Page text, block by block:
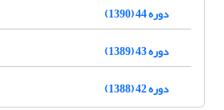
دوره 44 (1390)
دوره 43 (1389)
دوره 42 (1388)